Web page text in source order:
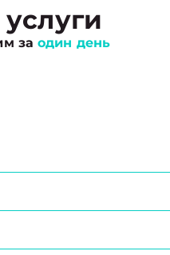
заодин день